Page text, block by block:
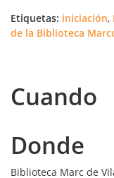
Etiquetas: iniciación,
de la Biblioteca
Cuando
Donde
Biblioteca Marc de